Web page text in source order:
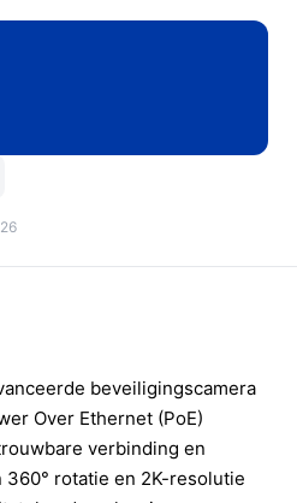
beveiligingscamera
Over Ethernet (PoE)
verbinding en
rotatie en 2K-resolutie